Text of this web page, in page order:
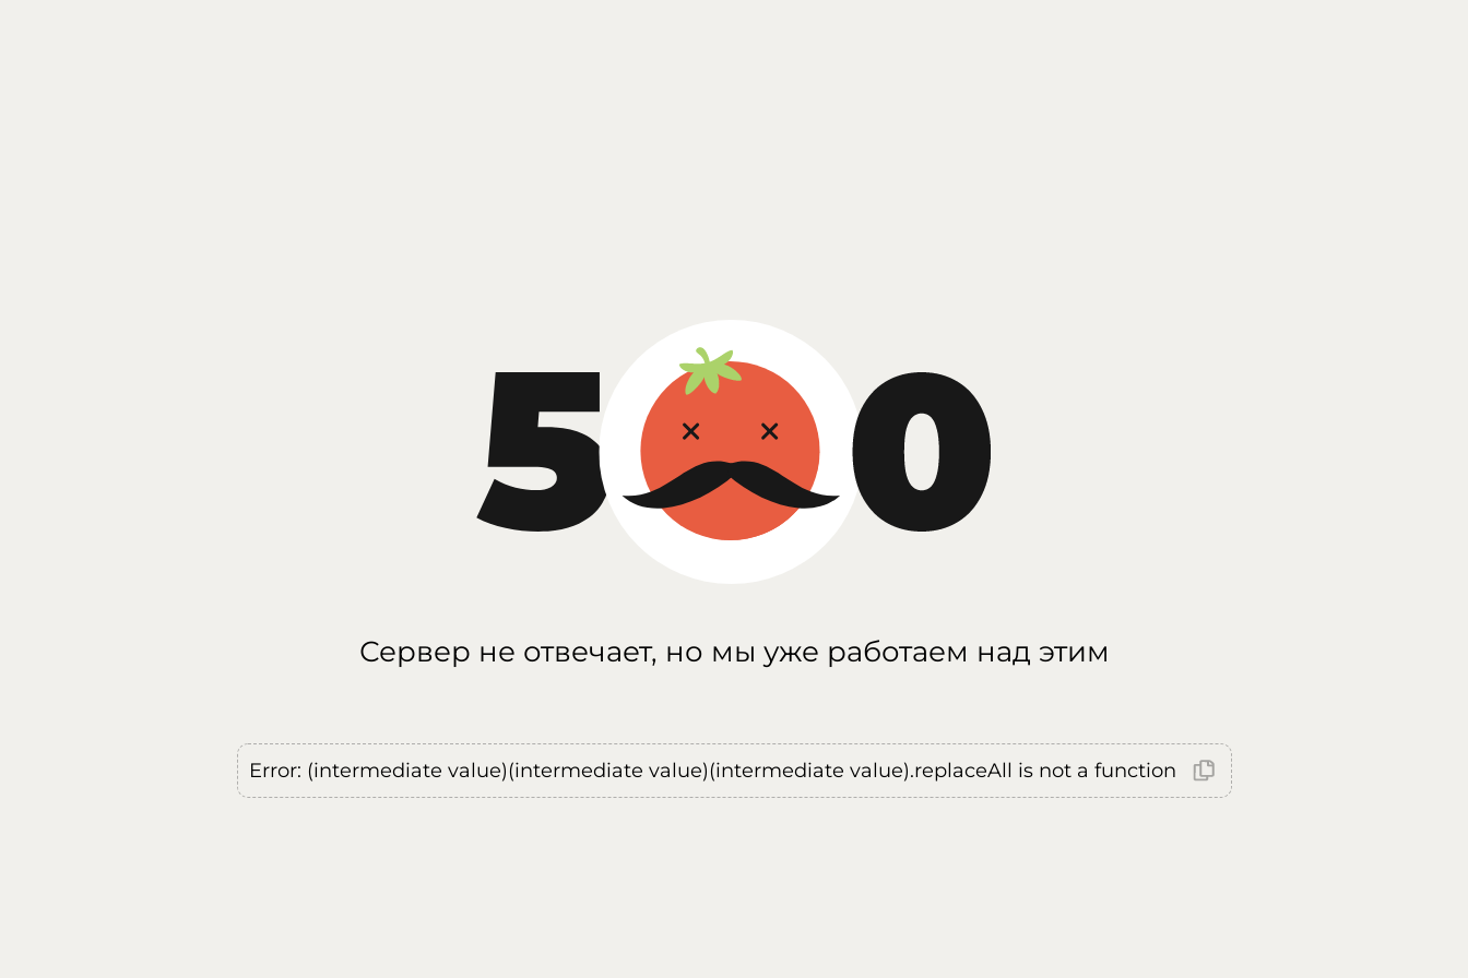
Сервер не отвечает, но мы уже работаем над этим
Error: (intermediate value)(intermediate value)(intermediate value).replaceAll is not a function